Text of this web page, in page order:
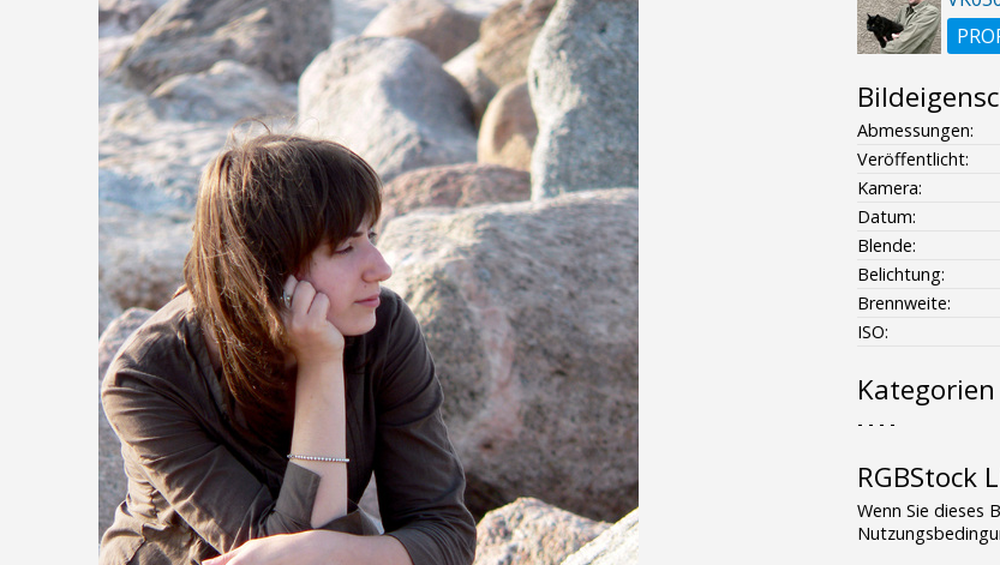
Abmessungen:
Veröffentlicht:
Kamera:
Datum:
Blende:
Belichtung:
Brennweite:
ISO:
Kategorien
- - - -
RGBStock
Wenn Sie dieses